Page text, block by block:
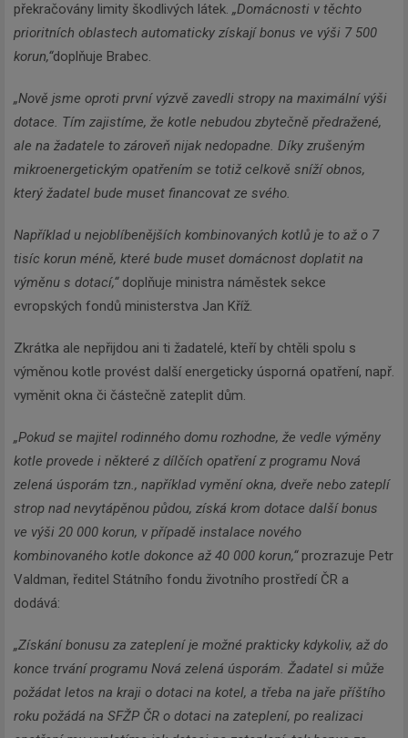
překračovány limity škodlivých látek. „Domácnosti v těchto
prioritních oblastech automaticky získají bonus ve výši 7 500
korun,“doplňuje Brabec.
„Nově jsme oproti první výzvě zavedli stropy na maximální výši
dotace. Tím zajistíme, že kotle nebudou zbytečně předražené,
ale na žadatele to zároveň nijak nedopadne. Díky zrušeným
mikroenergetickým opatřením se totiž celkově sníží obnos,
který žadatel bude muset financovat ze svého.
Například u nejoblíbenějších kombinovaných kotlů je to až o 7
tisíc korun méně, které bude muset domácnost doplatit na
výměnu s dotací,“ doplňuje ministra náměstek sekce
evropských fondů ministerstva Jan Kříž.
Zkrátka ale nepřijdou ani ti žadatelé, kteří by chtěli spolu s
výměnou kotle provést další energeticky úsporná opatření, např.
vyměnit okna či částečně zateplit dům.
„Pokud se majitel rodinného domu rozhodne, že vedle výměny
kotle provede i některé z dílčích opatření z programu Nová
zelená úsporám tzn., například vymění okna, dveře nebo zateplí
strop nad nevytápěnou půdou, získá krom dotace další bonus
ve výši 20 000 korun, v případě instalace nového
kombinovaného kotle dokonce až 40 000 korun,“prozrazuje Petr
Valdman, ředitel Státního fondu životního prostředí ČR a
dodává:
„Získání bonusu za zateplení je možné prakticky kdykoliv, až do
konce trvání programu Nová zelená úsporám. Žadatel si může
požádat letos na kraji o dotaci na kotel, a třeba na jaře příštího
roku požádá na SFŽP ČR o dotaci na zateplení, po realizaci